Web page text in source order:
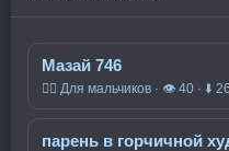
Мазай 746
🧍‍♂️ Для мальчиков · 👁 40 · ⬇ 26
парень в горчичной